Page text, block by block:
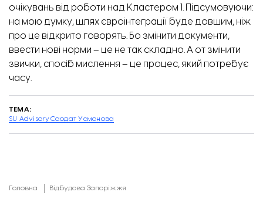
очікувань від роботи над Кластером 1. Підсумовуючи:
на мою думку, шлях євроінтеграції буде довшим, ніж
про це відкрито говорять. Бо змінити документи,
ввести нові норми – це не так складно. А от змінити
звички, спосіб мислення – це процес, який потребує
часу.
ТЕМА:
SU AdvisoryСаодат Усмонова
Головна Відбудова Запоріжжя